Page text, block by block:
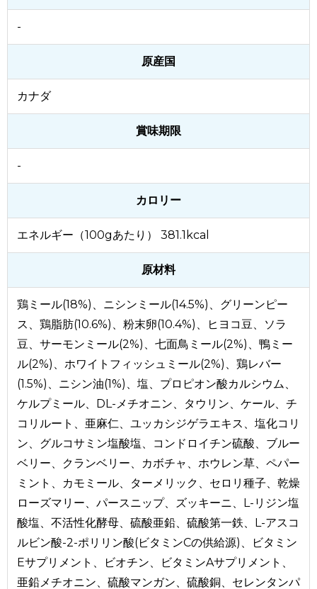
-
原産国
カナダ
賞味期限
-
カロリー
エネルギー（100gあたり） 381.1kcal
原材料
鶏ミール(18%)、ニシンミール(14.5%)、グリーンピー
ス、鶏脂肪(10.6%)、粉末卵(10.4%)、ヒヨコ豆、ソラ
豆、サーモンミール(2%)、七面鳥ミール(2%)、鴨ミー
ル(2%)、ホワイトフィッシュミール(2%)、鶏レバー
(1.5%)、ニシン油(1%)、塩、プロピオン酸カルシウム、
ケルプミール、DL-メチオニン、タウリン、ケール、チ
コリルート、亜麻仁、ユッカシジゲラエキス、塩化コリ
ン、グルコサミン塩酸塩、コンドロイチン硫酸、ブルー
ベリー、クランベリー、カボチャ、ホウレン草、ペパー
ミント、カモミール、ターメリック、セロリ種子、乾燥
ローズマリー、パースニップ、ズッキーニ、L-リジン塩
酸塩、不活性化酵母、硫酸亜鉛、硫酸第一鉄、L-アスコ
ルビン酸-2-ポリリン酸(ビタミンCの供給源)、ビタミン
Eサプリメント、ビオチン、ビタミンAサプリメント、
亜鉛メチオニン、硫酸マンガン、硫酸銅、セレンタンパ